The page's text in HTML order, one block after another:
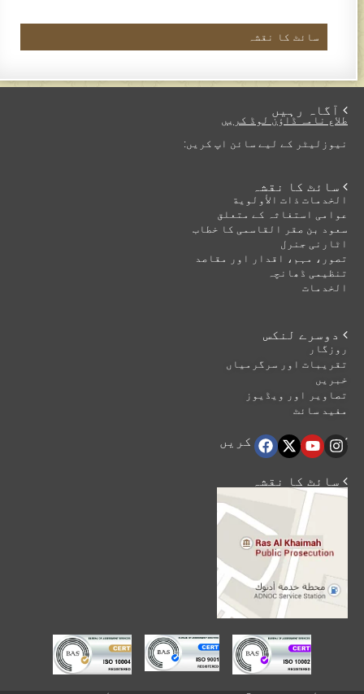
سائٹ کا نقشہ
 آگاہ رہیں
طلاع نامہ ڈاؤن لوڈ کریں
نیوزلیٹر کے لیے سائن اپ کریں:
 سائٹ کا نقشہ
الخدمات ذات الأولوية
عوامی استغاثہ کے متعلق
سعود بن صقر القاسمی کا خطاب
اٹارنی جنرل
تصور، مہم، اقدار اور مقاصد
تنظیمی ڈھانچہ
الخدمات
 دوسرے لنکس
روزگار
تقریبات اور سرگرمیاں
خبریں
تصاویر اور ویڈیوز
مفید سائٹ
 ہماری اتباع کریں
 سائٹ کا نقشہ